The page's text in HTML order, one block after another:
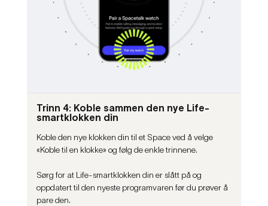
Trinn 4: Koble sammen den nye Life-
smartklokken din
Koble den nye klokken din til et Space ved å velge
«Koble til en klokke» og følg de enkle trinnene.
Sørg for at Life-smartklokken din er slått på og
oppdatert til den nyeste programvaren før du prøver å
pare den.